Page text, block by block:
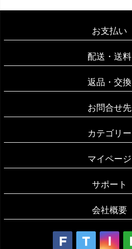
お支払い
配送・送料
返品・交換
お問合せ先
カテゴリー
マイページ
サポート
会社概要